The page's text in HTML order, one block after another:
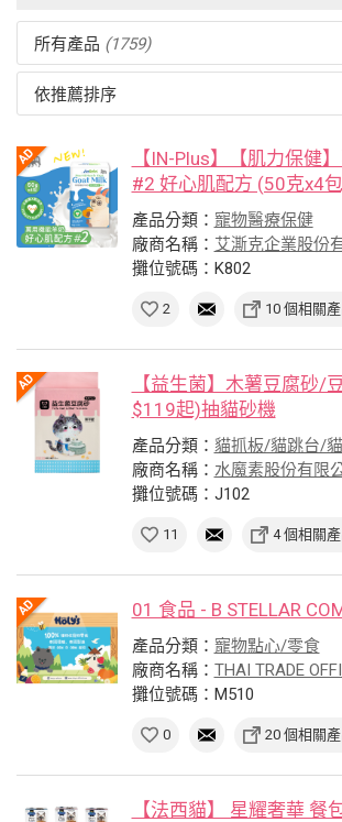
所有產品 (1759)
依推薦排序
【IN-Plus】【肌力保健
#2 好心肌配方 (50克x4
產品分類： 寵物醫療保健
廠商名稱： 艾澌克企業股份
攤位號碼：K802
2 10 個相關
【益生菌】木薯豆腐砂/
$119起)抽貓砂機
產品分類： 貓抓板/貓跳台/
廠商名稱： 水魔素股份有限
攤位號碼：J102
11 4 個相關
01 食品 - B STELLAR
產品分類： 寵物點心/零食
廠商名稱： THAI TRADE
攤位號碼：M510
0 20 個相關
【法西貓】 星耀奢華 餐